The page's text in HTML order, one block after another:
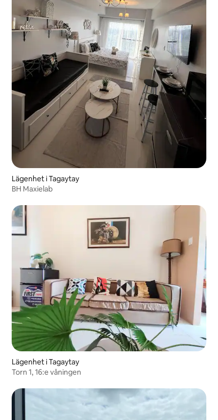
Lägenhet i Tagaytay
BH Maxielab
Lägenhet i Tagaytay
Torn 1, 16:e våningen